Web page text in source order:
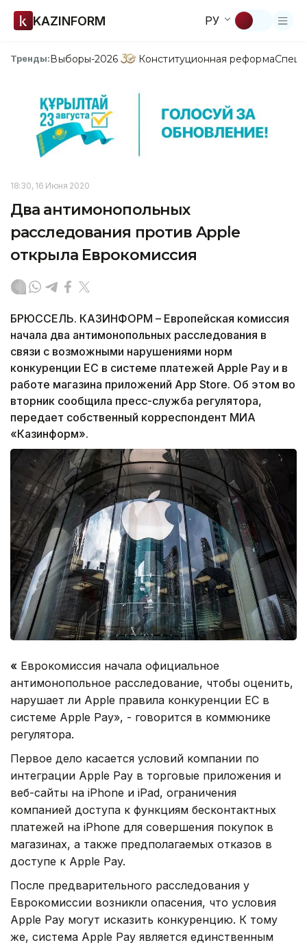
KAZINFORM РУ
Тренды:Выборы-2026 Конституционная реформа
18:30, 16 Июня 2020
Два антимонопольных
расследования против Apple
открыла Еврокомиссия
БРЮССЕЛЬ. КАЗИНФОРМ – Европейская комиссия
начала два антимонопольных расследования в
связи с возможными нарушениями норм
конкуренции ЕС в системе платежей Apple Pay и в
работе магазина приложений App Store. Об этом во
вторник сообщила пресс-служба регулятора,
передает собственный корреспондент МИА
«Казинформ».
« Еврокомиссия начала официальное
антимонопольное расследование, чтобы оценить,
нарушает ли Apple правила конкуренции ЕС в
системе Apple Pay», - говорится в коммюнике
регулятора.
Первое дело касается условий компании по
интеграции Apple Pay в торговые приложения и
веб-сайты на iPhone и iPad, ограничения
компанией доступа к функциям бесконтактных
платежей на iPhone для совершения покупок в
магазинах, а также предполагаемых отказов в
доступе к Apple Pay.
После предварительного расследования у
Еврокомиссии возникли опасения, что условия
Apple Pay могут исказить конкуренцию. К тому
же, система Apple Pay является единственным